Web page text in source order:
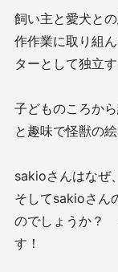
飼い主と愛犬と
作作業に取り組
ターとして独立
子どものころか
と趣味で怪獣の
sakioさんはなぜ
そしてsakioさん
のでしょうか？
す！